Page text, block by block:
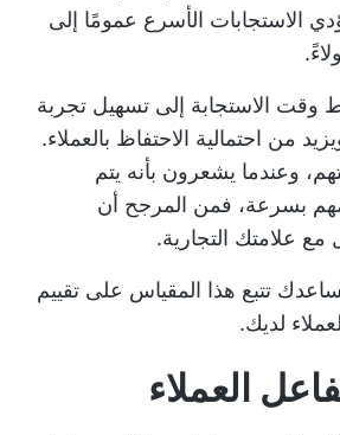
الاستجابات الأسرع عمومًا إلى
الاستجابة إلى تسهيل تجربة
من احتمالية الاحتفاظ بالعملاء.
وعندما يشعرون بأنه يتم
بسرعة، فمن المرجح أن
مع علامتك التجارية.
تتبع هذا المقياس على تقييم
لديك.